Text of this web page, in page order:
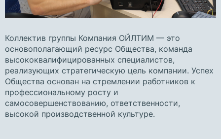
Коллектив группы Компания ОЙЛТИМ — это
основополагающий ресурс Общества, команда
высококвалифицированных специалистов,
реализующих стратегическую цель компании. Успех
Общества основан на стремлении работников к
профессиональному росту и
самосовершенствованию, ответственности,
высокой производственной культуре.